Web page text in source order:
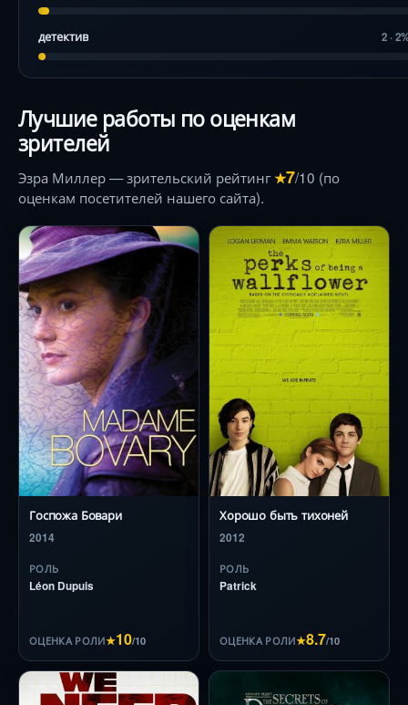
детектив 2 ·
Лучшие работы по оценкам
зрителей
Эзра Миллер — зрительский рейтинг★7/10 (по
оценкам посетителей нашего сайта).
Госпожа Бовари
2014
РОЛЬ
Léon Dupuis
ОЦЕНКА РОЛИ★10/10
Хорошо быть тихоней
2012
РОЛЬ
Patrick
ОЦЕНКА РОЛИ★8.7/10